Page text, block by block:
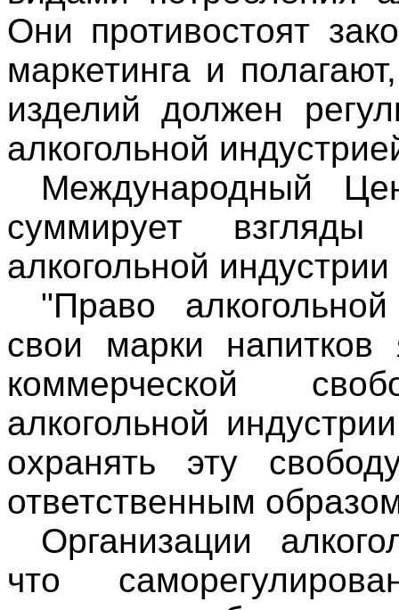
Они противостоят
маркетинга и
изделий должен
алкогольной
Международный
суммирует взгляды
алкогольной
"Право
свои марки напитков
коммерческой
алкогольной
охранять эту
ответственным
Организации
что